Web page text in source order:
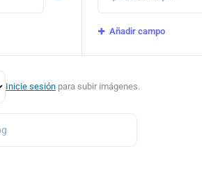
Añadir campo
Inicie sesión para subir imágenes.